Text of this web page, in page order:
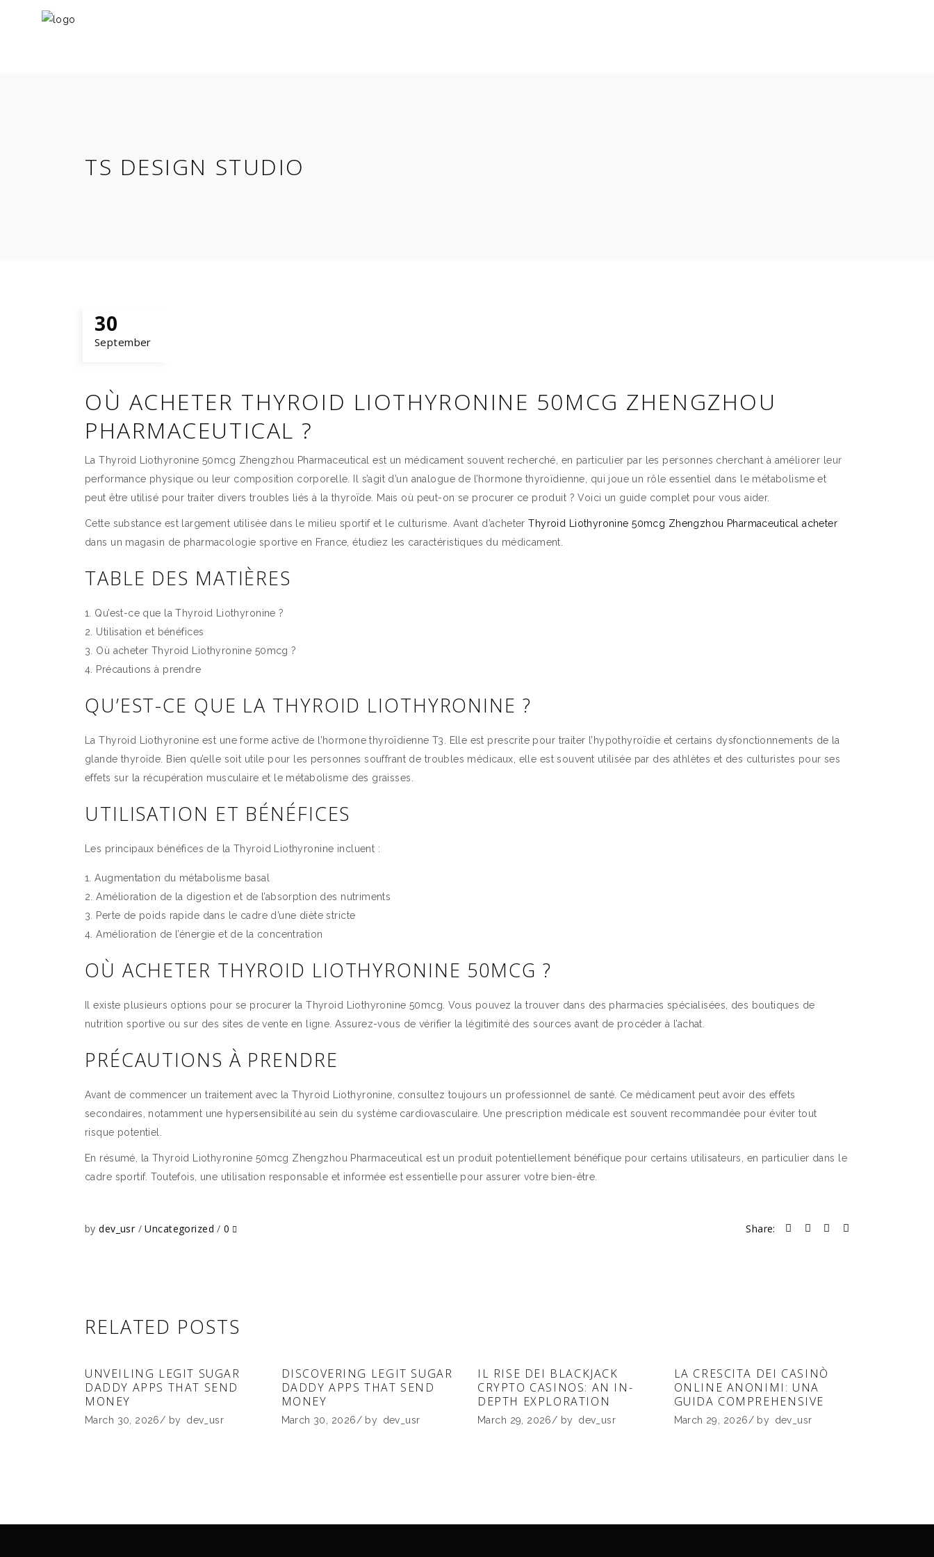
TS DESIGN STUDIO
30
September
OÙ ACHETER THYROID LIOTHYRONINE 50MCG ZHENGZHOU
PHARMACEUTICAL ?
La Thyroid Liothyronine 50mcg Zhengzhou Pharmaceutical est un médicament souvent recherché, en particulier par les personnes cherchant à améliorer leur
performance physique ou leur composition corporelle. Il s’agit d’un analogue de l’hormone thyroïdienne, qui joue un rôle essentiel dans le métabolisme et
peut être utilisé pour traiter divers troubles liés à la thyroïde. Mais où peut-on se procurer ce produit ? Voici un guide complet pour vous aider.
Cette substance est largement utilisée dans le milieu sportif et le culturisme. Avant d’acheterThyroid Liothyronine 50mcg Zhengzhou Pharmaceutical acheter
dans un magasin de pharmacologie sportive en France, étudiez les caractéristiques du médicament.
TABLE DES MATIÈRES
Qu’est-ce que la Thyroid Liothyronine ?
Utilisation et bénéfices
Où acheter Thyroid Liothyronine 50mcg ?
Précautions à prendre
QU’EST-CE QUE LA THYROID LIOTHYRONINE ?
La Thyroid Liothyronine est une forme active de l’hormone thyroïdienne T3. Elle est prescrite pour traiter l’hypothyroïdie et certains dysfonctionnements de la
glande thyroïde. Bien qu’elle soit utile pour les personnes souffrant de troubles médicaux, elle est souvent utilisée par des athlètes et des culturistes pour ses
effets sur la récupération musculaire et le métabolisme des graisses.
UTILISATION ET BÉNÉFICES
Les principaux bénéfices de la Thyroid Liothyronine incluent :
Augmentation du métabolisme basal
Amélioration de la digestion et de l’absorption des nutriments
Perte de poids rapide dans le cadre d’une diète stricte
Amélioration de l’énergie et de la concentration
OÙ ACHETER THYROID LIOTHYRONINE 50MCG ?
Il existe plusieurs options pour se procurer la Thyroid Liothyronine 50mcg. Vous pouvez la trouver dans des pharmacies spécialisées, des boutiques de
nutrition sportive ou sur des sites de vente en ligne. Assurez-vous de vérifier la légitimité des sources avant de procéder à l’achat.
PRÉCAUTIONS À PRENDRE
Avant de commencer un traitement avec la Thyroid Liothyronine, consultez toujours un professionnel de santé. Ce médicament peut avoir des effets
secondaires, notamment une hypersensibilité au sein du système cardiovasculaire. Une prescription médicale est souvent recommandée pour éviter tout
risque potentiel.
En résumé, la Thyroid Liothyronine 50mcg Zhengzhou Pharmaceutical est un produit potentiellement bénéfique pour certains utilisateurs, en particulier dans le
cadre sportif. Toutefois, une utilisation responsable et informée est essentielle pour assurer votre bien-être.
bydev_usr Uncategorized 0 Share:
RELATED POSTS
UNVEILING LEGIT SUGAR
DADDY APPS THAT SEND
MONEY
March 30, 2026 by dev_usr
DISCOVERING LEGIT SUGAR
DADDY APPS THAT SEND
MONEY
March 30, 2026 by dev_usr
IL RISE DEI BLACKJACK
CRYPTO CASINOS: AN IN-
DEPTH EXPLORATION
March 29, 2026 by dev_usr
LA CRESCITA DEI CASINÒ
ONLINE ANONIMI: UNA
GUIDA COMPREHENSIVE
March 29, 2026 by dev_usr